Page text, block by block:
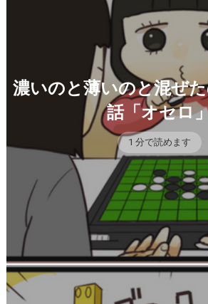
濃いのと薄いのと混ぜ
話「オセロ
1 分で読めます